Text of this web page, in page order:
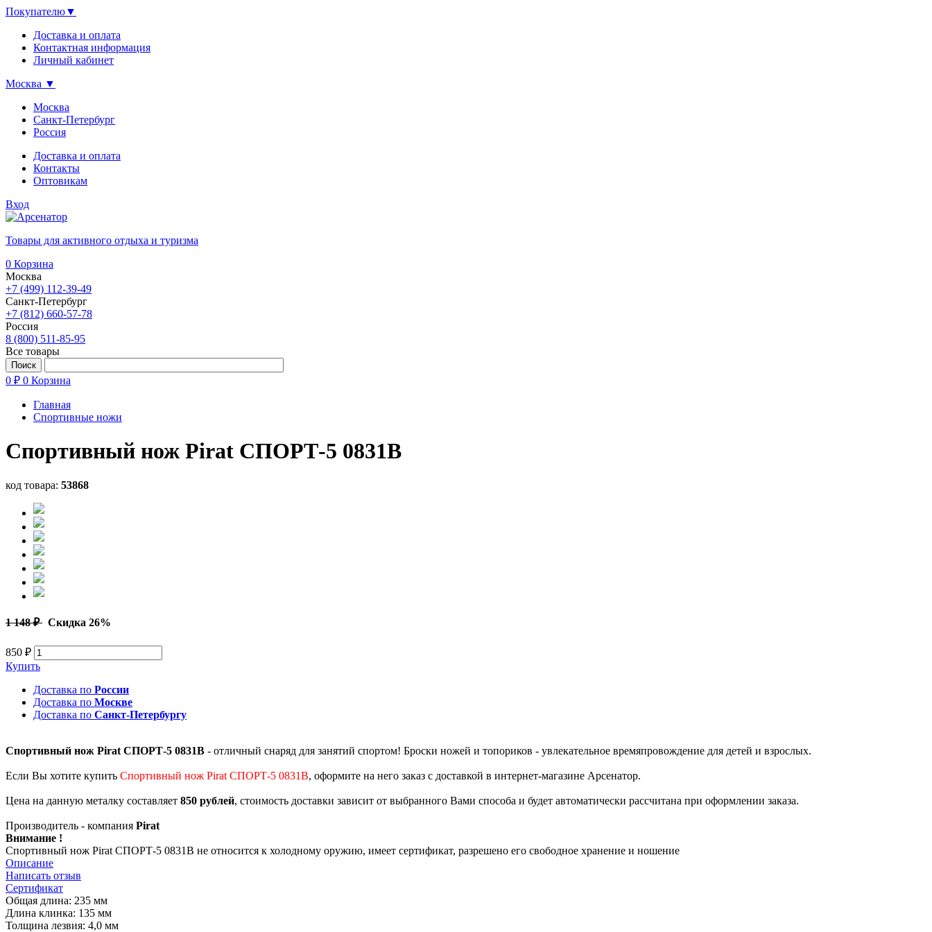
Покупателю▼
Доставка и оплата
Контактная информация
Личный кабинет
Москва ▼
Москва
Санкт-Петербург
Россия
Доставка и оплата
Контакты
Оптовикам
Вход
Товары для активного отдыха и туризма
0 Корзина
Москва
+7 (499) 112-39-49
Санкт-Петербург
+7 (812) 660-57-78
Россия
8 (800) 511-85-95
Все товары
0 ₽ 0 Корзина
Главная
Спортивные ножи
Спортивный нож Pirat СПОРТ-5 0831B
код товара: 53868
1 148 ₽ Скидка 26%
850 ₽
Купить
Доставка по России
Доставка по Москве
Доставка по Санкт-Петербургу
Спортивный нож Pirat СПОРТ-5 0831B - отличный снаряд для занятий спортом! Броски ножей и топориков - увлекательное времяпровождение для детей и взрослых.
Если Вы хотите купить Спортивный нож Pirat СПОРТ-5 0831B, оформите на него заказ с доставкой в интернет-магазине Арсенатор.
Цена на данную металку составляет 850 рублей, стоимость доставки зависит от выбранного Вами способа и будет автоматически рассчитана при оформлении заказа.
Производитель - компания Pirat
Внимание !
Спортивный нож Pirat СПОРТ-5 0831B не относится к холодному оружию, имеет сертификат, разрешено его свободное хранение и ношение
Описание
Написать отзыв
Сертификат
Общая длина: 235 мм
Длина клинка: 135 мм
Толщина лезвия: 4,0 мм